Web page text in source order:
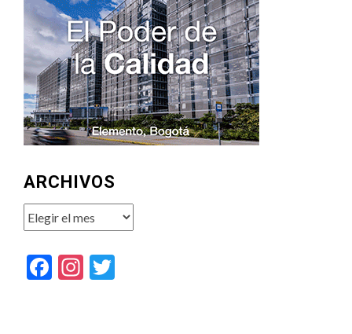
ARCHIVOS
Archivos
Facebook
Instagram